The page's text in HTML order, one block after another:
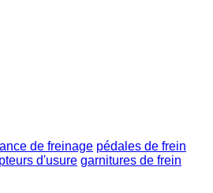
de freinage pédales de frein
d'usure garnitures de frein